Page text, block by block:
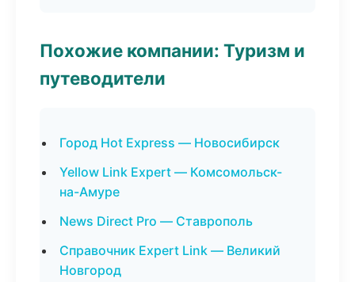
Похожие компании: Туризм и
путеводители
Город Hot Express — Новосибирск
Yellow Link Expert — Комсомольск-
на-Амуре
News Direct Pro — Ставрополь
Справочник Expert Link — Великий
Новгород